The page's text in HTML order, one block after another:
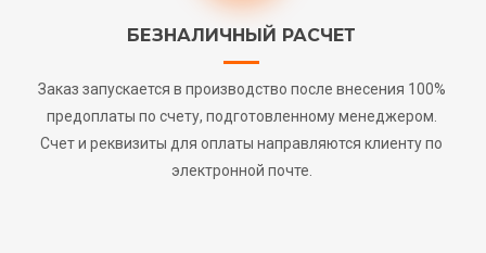
БЕЗНАЛИЧНЫЙ РАСЧЕТ
Заказ запускается в производство после внесения 100%
предоплаты по счету, подготовленному менеджером.
Счет и реквизиты для оплаты направляются клиенту по
электронной почте.